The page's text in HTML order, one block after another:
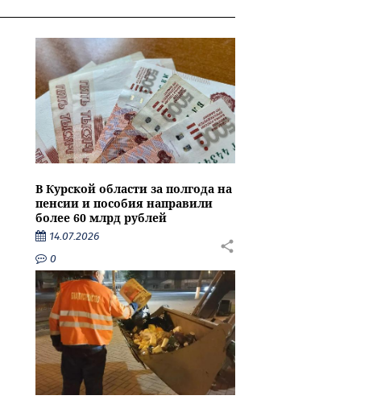
В Курской области за полгода на
пенсии и пособия направили
более 60 млрд рублей
14.07.2026
0